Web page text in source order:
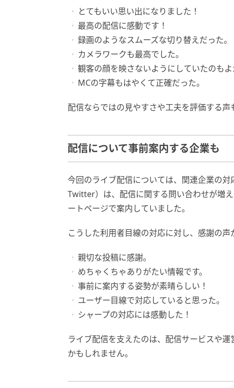
とてもいい思い出になりました！
最高の配信に感動です！
録画のようなスムーズな切り替えだった。
カメラワークも最高でした。
観客の顔を映さないようにしていたのもよ
MCの字幕もはやくて正確だった。
配信ならではの見やすさや工夫を評価する声
配信について事前案内する企業も
今回のライブ配信については、関連企業の
Twitter）は、配信に関する問い合わせが増
ートページで案内していました。
こうした利用者目線の対応に対し、感謝の声
親切な投稿に感謝。
めちゃくちゃありがたい情報です。
事前に案内する姿勢が素晴らしい！
ユーザー目線で対応していると思った。
シャープの対応には感動した！
ライブ配信を支えたのは、配信サービスや
かもしれません。